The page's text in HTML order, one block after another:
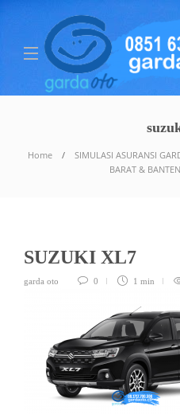
Home
SIMULASI ASURANSI
BARAT & BANTEN
SUZUKI XL7
garda oto 0 1 min